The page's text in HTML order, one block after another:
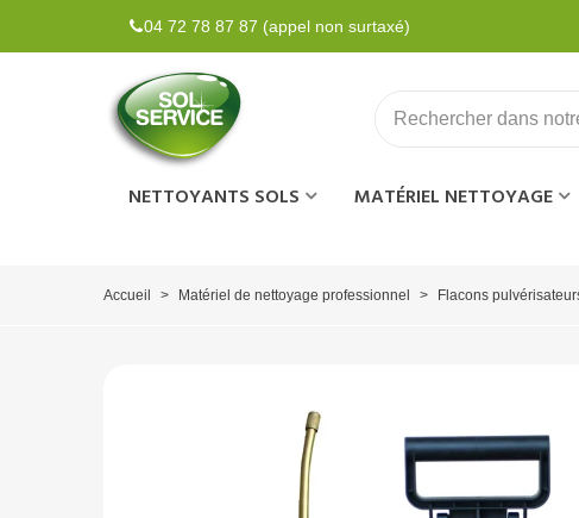
04 72 78 87 87 (appel non surtaxé)
NETTOYANTS SOLS MATÉRIEL NETTOYAGE
Accueil > Matériel de nettoyage professionnel > Flacons